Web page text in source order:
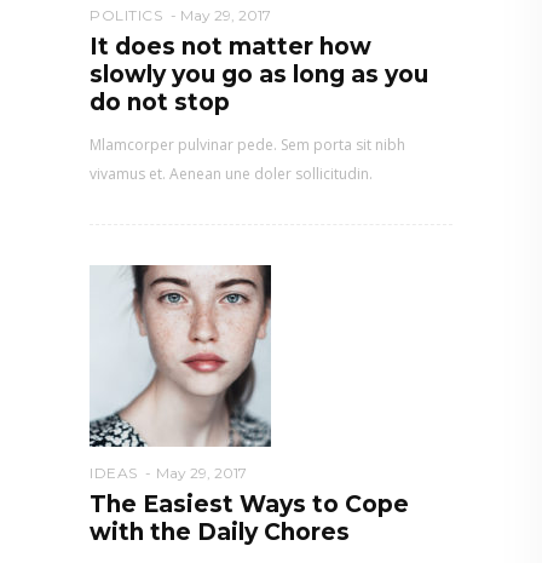
POLITICS May 29, 2017
It does not matter how
slowly you go as long as you
do not stop
Mlamcorper pulvinar pede. Sem porta sit nibh
vivamus et. Aenean une doler sollicitudin.
IDEAS May 29, 2017
The Easiest Ways to Cope
with the Daily Chores